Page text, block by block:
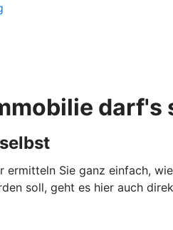
darf's
ermitteln Sie ganz einfach,
soll, geht es hier auch